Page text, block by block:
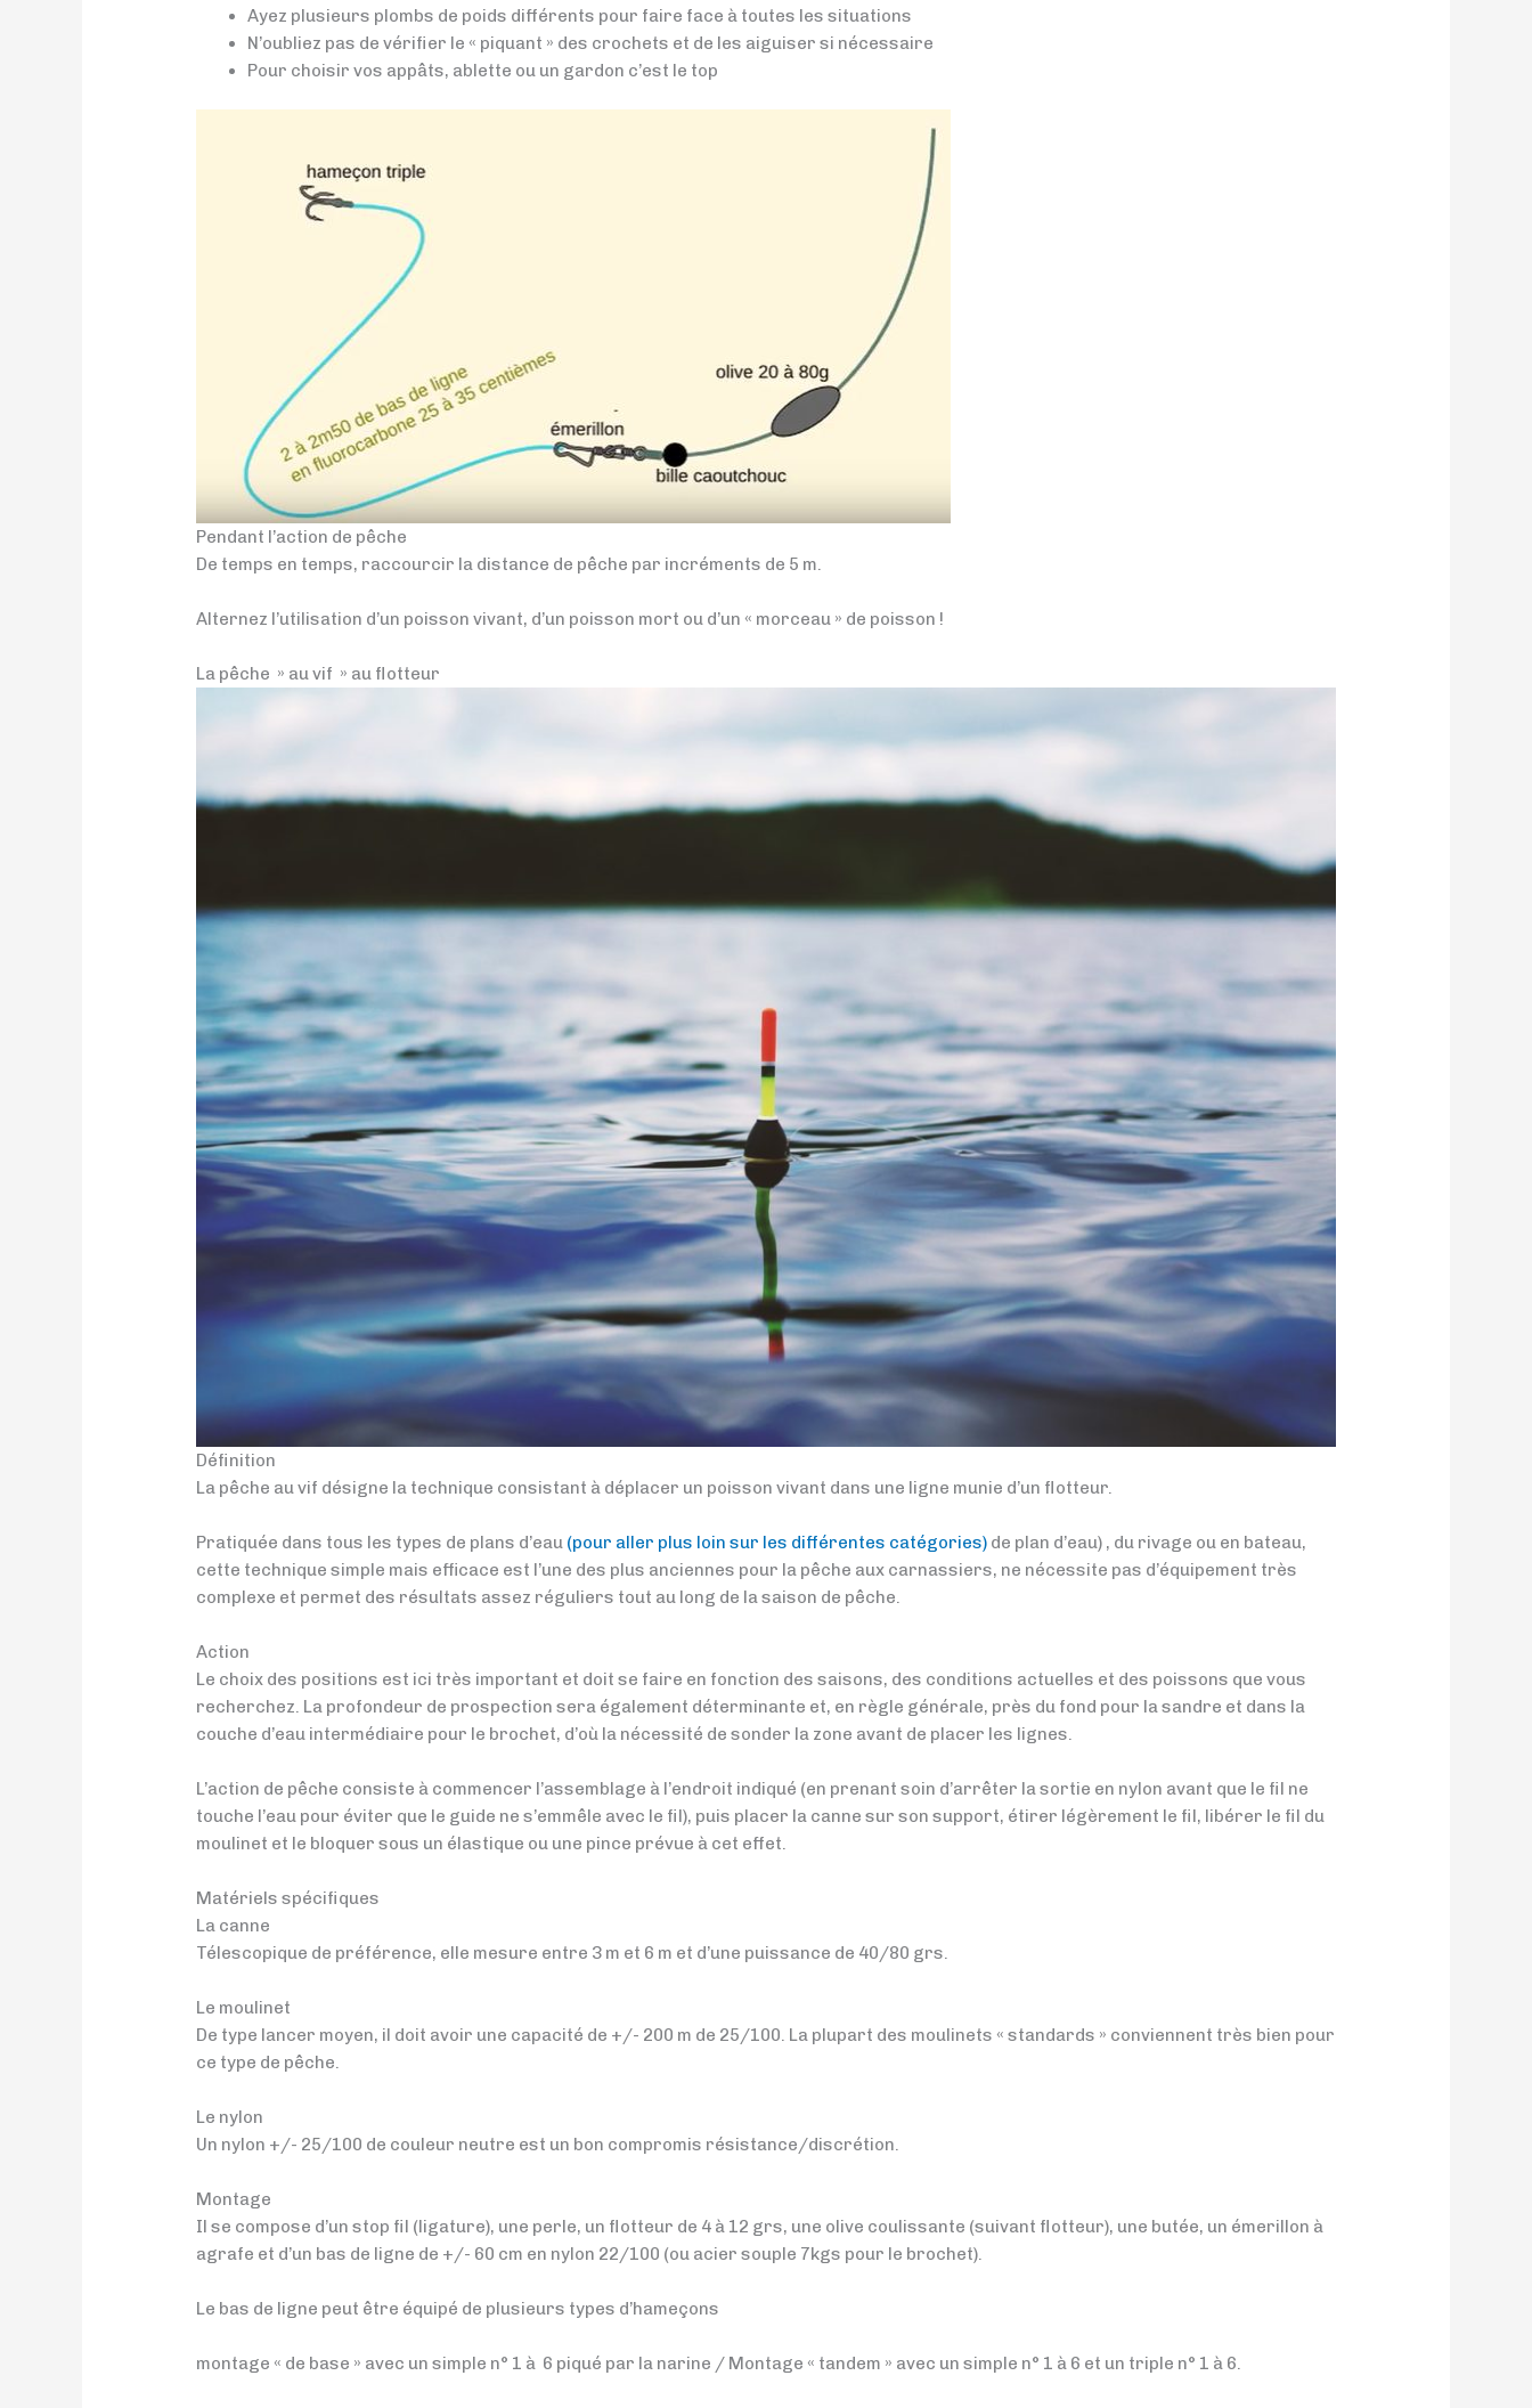
Ayez plusieurs plombs de poids différents pour faire face à toutes les situations
N’oubliez pas de vérifier le « piquant » des crochets et de les aiguiser si nécessaire
Pour choisir vos appâts, ablette ou un gardon c’est le top
Pendant l’action de pêche
De temps en temps, raccourcir la distance de pêche par incréments de 5 m.
Alternez l’utilisation d’un poisson vivant, d’un poisson mort ou d’un « morceau » de poisson !
La pêche » au vif » au flotteur
Définition
La pêche au vif désigne la technique consistant à déplacer un poisson vivant dans une ligne munie d’un flotteur.
Pratiquée dans tous les types de plans d’eau (pour aller plus loin sur les différentes catégories) de plan d’eau) , du rivage ou en bateau,
cette technique simple mais efficace est l’une des plus anciennes pour la pêche aux carnassiers, ne nécessite pas d’équipement très
complexe et permet des résultats assez réguliers tout au long de la saison de pêche.
Action
Le choix des positions est ici très important et doit se faire en fonction des saisons, des conditions actuelles et des poissons que vous
recherchez. La profondeur de prospection sera également déterminante et, en règle générale, près du fond pour la sandre et dans la
couche d’eau intermédiaire pour le brochet, d’où la nécessité de sonder la zone avant de placer les lignes.
L’action de pêche consiste à commencer l’assemblage à l’endroit indiqué (en prenant soin d’arrêter la sortie en nylon avant que le fil ne
touche l’eau pour éviter que le guide ne s’emmêle avec le fil), puis placer la canne sur son support, étirer légèrement le fil, libérer le fil du
moulinet et le bloquer sous un élastique ou une pince prévue à cet effet.
Matériels spécifiques
La canne
Télescopique de préférence, elle mesure entre 3 m et 6 m et d’une puissance de 40/80 grs.
Le moulinet
De type lancer moyen, il doit avoir une capacité de +/- 200 m de 25/100. La plupart des moulinets « standards » conviennent très bien pour
ce type de pêche.
Le nylon
Un nylon +/- 25/100 de couleur neutre est un bon compromis résistance/discrétion.
Montage
Il se compose d’un stop fil (ligature), une perle, un flotteur de 4 à 12 grs, une olive coulissante (suivant flotteur), une butée, un émerillon à
agrafe et d’un bas de ligne de +/- 60 cm en nylon 22/100 (ou acier souple 7kgs pour le brochet).
Le bas de ligne peut être équipé de plusieurs types d’hameçons
montage « de base » avec un simple n° 1 à 6 piqué par la narine / Montage « tandem » avec un simple n° 1 à 6 et un triple n° 1 à 6.